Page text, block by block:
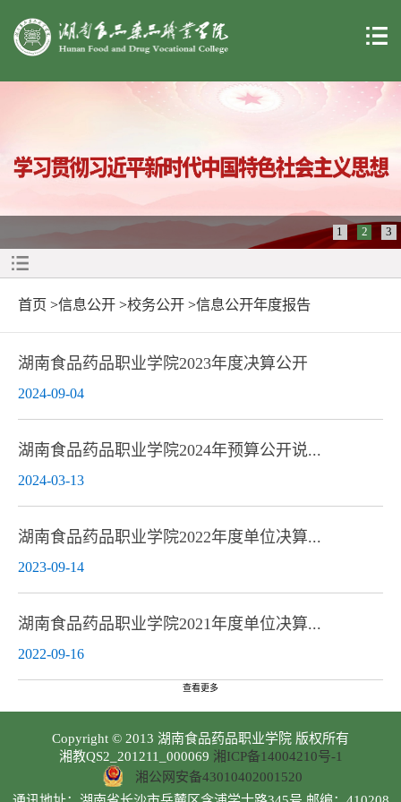
1 2 3
首页 >信息公开 >校务公开 >信息公开年度报告
湖南食品药品职业学院2023年度决算公开
2024-09-04
湖南食品药品职业学院2024年预算公开说...
2024-03-13
湖南食品药品职业学院2022年度单位决算...
2023-09-14
湖南食品药品职业学院2021年度单位决算...
2022-09-16
查看更多
Copyright © 2013 湖南食品药品职业学院 版权所有
湘教QS2_201211_000069 湘ICP备14004210号-1
湘公网安备43010402001520